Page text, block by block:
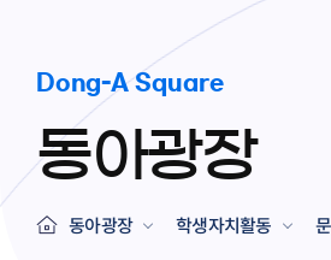
Dong-A Square
동아광장
동아광장 학생자치활동